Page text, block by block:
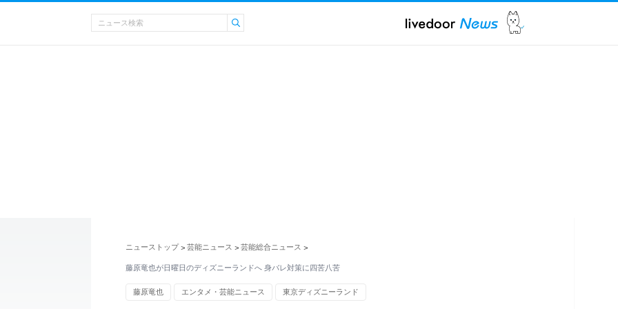
ニューストップ > 芸能ニュース > 芸能総合ニュース >
藤原竜也が日曜日のディズニーランドへ 身バレ対策に四苦八苦
藤原竜也 エンタメ・芸能ニュース 東京ディズニーランド